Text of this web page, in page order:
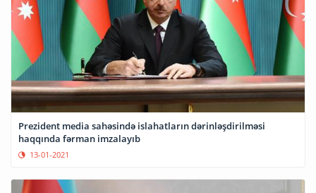
Prezident media sahəsində islahatların dərinləşdirilməsi
haqqında fərman imzalayıb
13-01-2021